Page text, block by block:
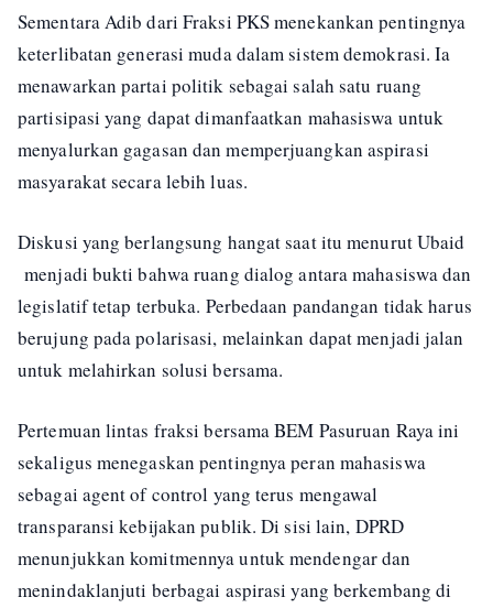
Sementara Adib dari Fraksi PKS menekankan pentingnya
keterlibatan generasi muda dalam sistem demokrasi. Ia
menawarkan partai politik sebagai salah satu ruang
partisipasi yang dapat dimanfaatkan mahasiswa untuk
menyalurkan gagasan dan memperjuangkan aspirasi
masyarakat secara lebih luas.
Diskusi yang berlangsung hangat saat itu menurut Ubaid
menjadi bukti bahwa ruang dialog antara mahasiswa dan
legislatif tetap terbuka. Perbedaan pandangan tidak harus
berujung pada polarisasi, melainkan dapat menjadi jalan
untuk melahirkan solusi bersama.
Pertemuan lintas fraksi bersama BEM Pasuruan Raya ini
sekaligus menegaskan pentingnya peran mahasiswa
sebagai agent of control yang terus mengawal
transparansi kebijakan publik. Di sisi lain, DPRD
menunjukkan komitmennya untuk mendengar dan
menindaklanjuti berbagai aspirasi yang berkembang di